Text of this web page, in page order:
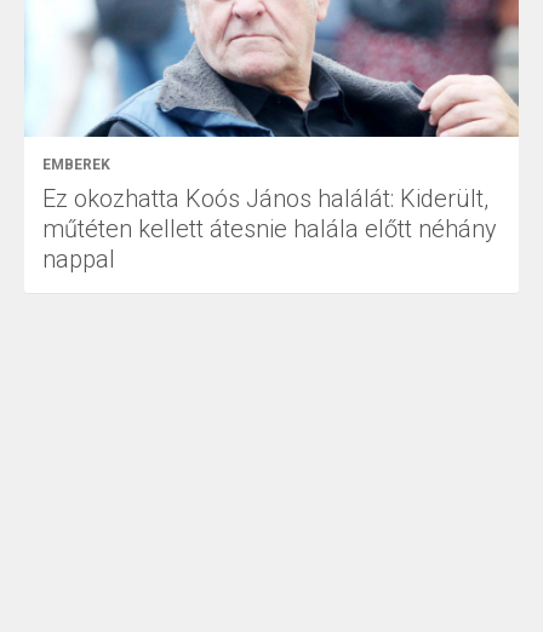
EMBEREK
Ez okozhatta Koós János halálát: Kiderült,
műtéten kellett átesnie halála előtt néhány
nappal